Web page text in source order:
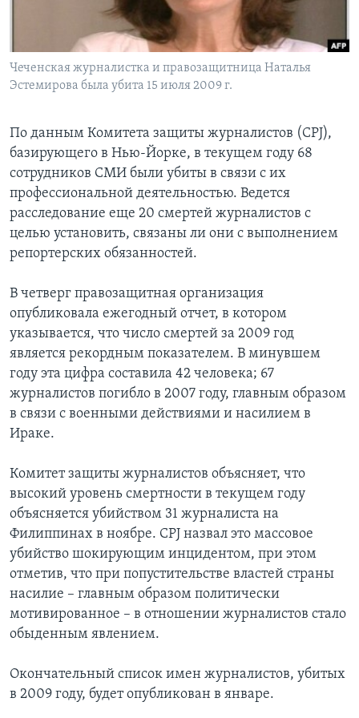
Learning English
СОЦИАЛЬНЫЕ СЕТИ
Языки
Чеченская журналистка и правозащитница Наталья
Эстемирова была убита 15 июля 2009 г.
По данным Комитета защиты журналистов (CPJ),
базирующего в Нью-Йорке, в текущем году 68
сотрудников СМИ были убиты в связи с их
профессиональной деятельностью. Ведется
расследование еще 20 смертей журналистов с
целью установить, связаны ли они с выполнением
репортерских обязанностей.
В четверг правозащитная организация
опубликовала ежегодный отчет, в котором
указывается, что число смертей за 2009 год
является рекордным показателем. В минувшем
году эта цифра составила 42 человека; 67
журналистов погибло в 2007 году, главным образом
в связи с военными действиями и насилием в
Ираке.
Комитет защиты журналистов объясняет, что
высокий уровень смертности в текущем году
объясняется убийством 31 журналиста на
Филиппинах в ноябре. CPJ назвал это массовое
убийство шокирующим инцидентом, при этом
отметив, что при попустительстве властей страны
насилие – главным образом политически
мотивированное – в отношении журналистов стало
обыденным явлением.
Окончательный список имен журналистов, убитых
в 2009 году, будет опубликован в январе.